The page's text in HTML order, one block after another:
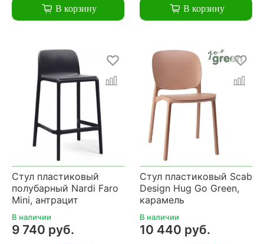
В корзину В корзину
Стул пластиковый
полубарный Nardi Faro
Mini, антрацит
В наличии
9 740 руб.
Стул пластиковый Scab
Design Hug Go Green,
карамель
В наличии
10 440 руб.